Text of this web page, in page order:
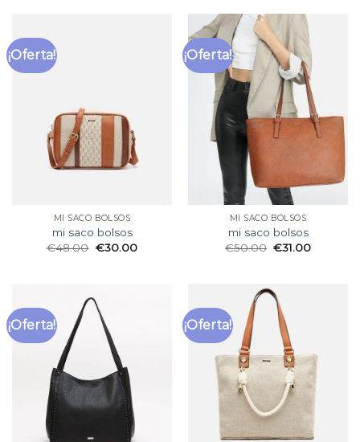
¡Oferta!
MI SACO BOLSOS
mi saco bolsos
€48.00 €30.00
¡Oferta!
MI SACO BOLSOS
mi saco bolsos
€50.00 €31.00
¡Oferta! ¡Oferta!